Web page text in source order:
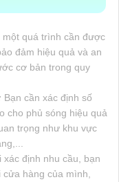
quá trình cần được
đảm hiệu quả và an
cơ bản trong quy
Bạn cần xác định số
cho phủ sóng hiệu quả
trọng như khu vực
xác định nhu cầu, bạn
hàng của mình,